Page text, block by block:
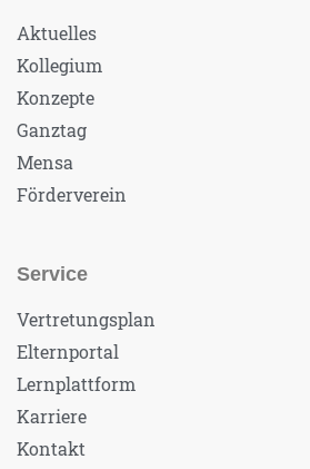
Aktuelles
Kollegium
Konzepte
Ganztag
Mensa
Förderverein
Service
Vertretungsplan
Elternportal
Lernplattform
Karriere
Kontakt